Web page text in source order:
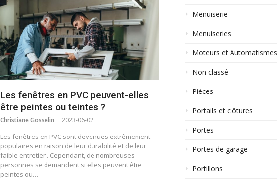
Les fenêtres en PVC peuvent-elles
être peintes ou teintes ?
Christiane Gosselin 2023-06-02
Les fenêtres en PVC sont devenues extrêmement
populaires en raison de leur durabilité et de leur
faible entretien. Cependant, de nombreuses
personnes se demandent si elles peuvent être
peintes ou…
Menuiserie
Menuiseries
Moteurs et Automatismes
Non classé
Pièces
Portails et clôtures
Portes
Portes de garage
Portillons